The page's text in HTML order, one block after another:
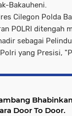
Bakauheni.
Cilegon Polda
POLRI ditengah
sebagai
yang Presisi,
Door To Door.